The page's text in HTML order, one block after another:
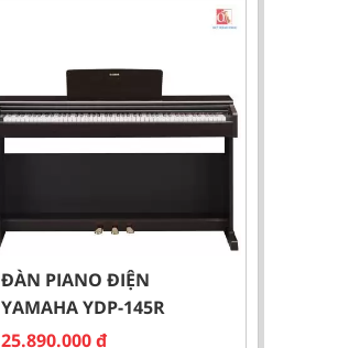
ĐÀN PIANO ĐIỆN
YAMAHA YDP-145R
25.890.000đ
Mã: YDP-145R